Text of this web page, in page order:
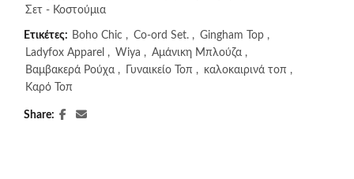
Σετ - Κοστούμια
Ετικέτες: Boho Chic , Co-ord Set. , Gingham Top ,
Ladyfox Apparel , Wiya , Αμάνικη Μπλούζα ,
Βαμβακερά Ρούχα , Γυναικείο Τοπ , καλοκαιρινά τοπ ,
Καρό Τοπ
Share